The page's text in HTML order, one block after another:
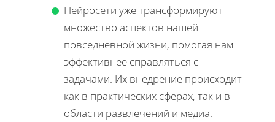
Нейросети уже трансформируют
множество аспектов нашей
повседневной жизни, помогая нам
эффективнее справляться с
задачами. Их внедрение происходит
как в практических сферах, так и в
области развлечений и медиа.